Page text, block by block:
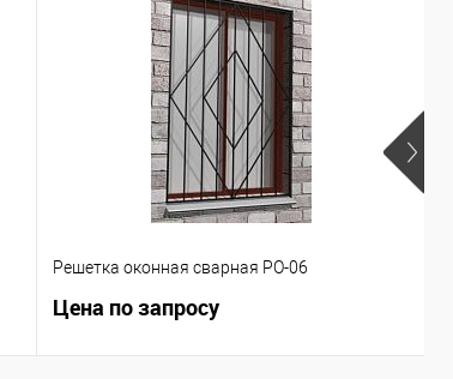
Решетка оконная сварная РО-06
Цена по запросу